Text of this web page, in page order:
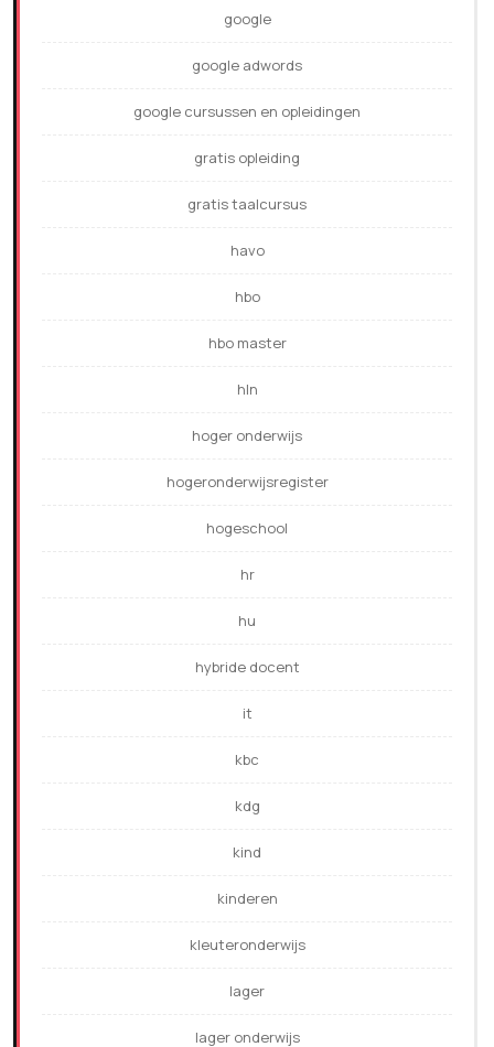
google
google adwords
google cursussen en opleidingen
gratis opleiding
gratis taalcursus
havo
hbo
hbo master
hln
hoger onderwijs
hogeronderwijsregister
hogeschool
hr
hu
hybride docent
it
kbc
kdg
kind
kinderen
kleuteronderwijs
lager
lager onderwijs